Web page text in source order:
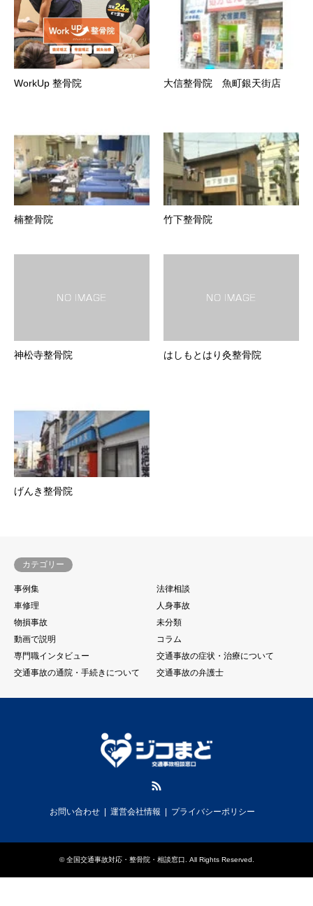
WorkUp 整骨院 大信整骨院 魚町銀天街店
楠整骨院 竹下整骨院
神松寺整骨院 はしもとはり灸整骨院
げんき整骨院
カテゴリー
事例集
法律相談
車修理
人身事故
物損事故
未分類
動画で説明
コラム
専門職インタビュー
交通事故の症状・治療について
交通事故の通院・手続きについて
交通事故の弁護士
お問い合わせ 運営会社情報 プライバシーポリシー
©全国交通事故対応・整骨院・相談窓口 . All Rights Reserved.